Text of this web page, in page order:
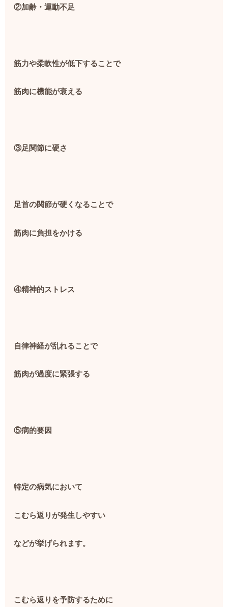
②加齢・運動不足
筋力や柔軟性が低下することで
筋肉に機能が衰える
③足関節に硬さ
足首の関節が硬くなることで
筋肉に負担をかける
④精神的ストレス
自律神経が乱れることで
筋肉が過度に緊張する
⑤病的要因
特定の病気において
こむら返りが発生しやすい
などが挙げられます。
こむら返りを予防するために